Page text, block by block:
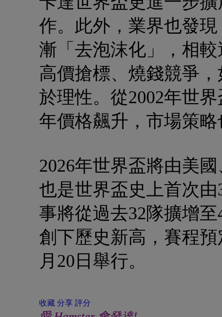
作。此外，業界也發
漸「去泡沫化」，相
高價搶標、燒錢競爭
於理性。從2002年世
年價格飆升，市場策
2026年世界盃將由美
也是世界盃史上首次
事將從過去32隊擴增
創下歷史新高，賽程
月20日舉行。
收藏 分享 評分